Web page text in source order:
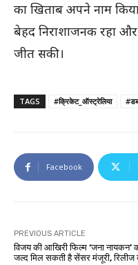
का खिताब अपने नाम
बेहद निराशाजनक रहा
जीत सकी।
TAGS #क्रिकेट_ऑस्ट्रेलिया
Facebook
PREVIOUS ARTICLE
विजय की आखिरी फिल्म ‘जना नायकन’
जल्द मिल सकती है सेंसर मंजूरी, रिलीज